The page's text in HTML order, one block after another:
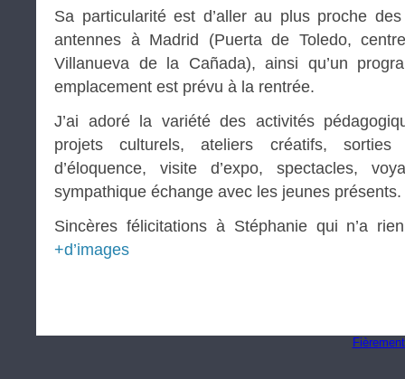
Sa particularité est d’aller au plus proche
antennes à Madrid (Puerta de Toledo,
Villanueva de la Cañada), ainsi qu’un
emplacement est prévu à la rentrée.
J’ai adoré la variété des activités
projets culturels, ateliers créatifs, sorties
d’éloquence, visite d’expo, spectacles,
sympathique échange avec les jeunes présents.
Sincères félicitations à Stéphanie qui n’a
+d’images